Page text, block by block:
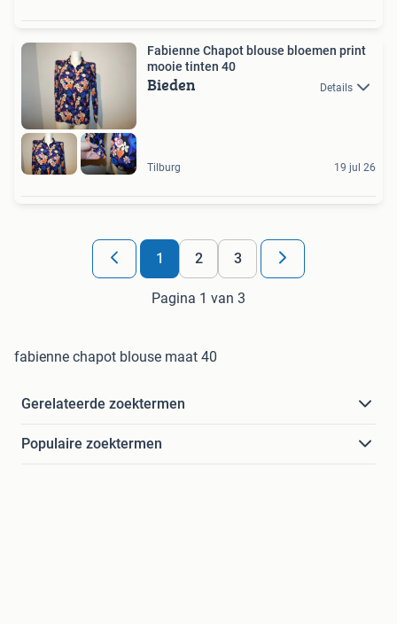
Fabienne Chapot blouse bloemen print
mooie tinten 40
Bieden Details
Tilburg 19 jul 26
1 2 3
Pagina 1 van 3
fabienne chapot blouse maat 40
Gerelateerde zoektermen
Populaire zoektermen